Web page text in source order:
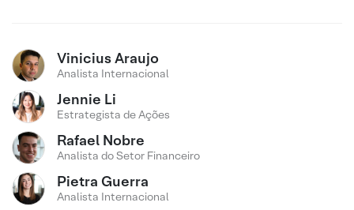
Vinicius Araujo
Analista Internacional
Jennie Li
Estrategista de Ações
Rafael Nobre
Analista do Setor Financeiro
Pietra Guerra
Analista Internacional